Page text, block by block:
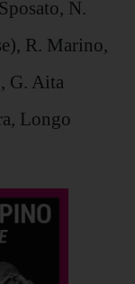
N.
R. Marino,
G. Aita
Longo